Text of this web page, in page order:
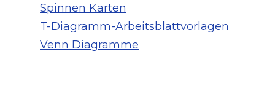
Spinnen Karten
T-Diagramm-Arbeitsblattvorlagen
Venn Diagramme